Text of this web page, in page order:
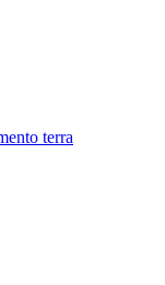
terra